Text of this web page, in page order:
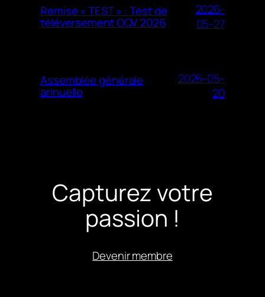
Remise « TEST » : Test de
téléversement OQV 2026
2026-
05-27
Assemblée générale
annuelle
2026-05-
20
Capturez votre
passion !
Devenir membre